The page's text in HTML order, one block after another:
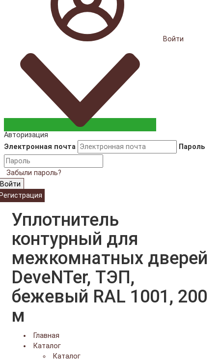
Войти
Авторизация
Электронная почта
Пароль
Забыли пароль?
Войти
Уплотнитель
контурный для
межкомнатных дверей
DeveNTer, ТЭП,
бежевый RAL 1001, 200
м
Главная
Каталог
Каталог